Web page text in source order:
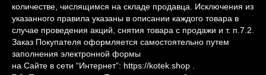
количестве, числящимся на складе продавца. Исключения из
указанного правила указаны в описании каждого товара в
случае проведения акций, снятия товара с продажи и т. п.7.2.
Заказ Покупателя оформляется самостоятельно путем
заполнения электронной формы
на Сайте в сети “Интернет”: https://kotek.shop .